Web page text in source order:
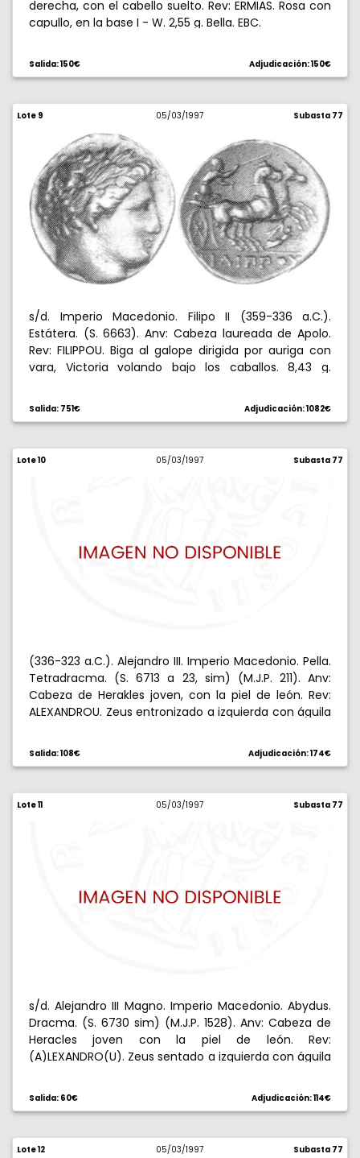
derecha, con el cabello suelto. Rev: ERMIAS. Rosa con
capullo, en la base I - W. 2,55 g. Bella. EBC.
Salida: 150€ Adjudicación: 150€
Lote 9 05/03/1997 Subasta 77
s/d. Imperio Macedonio. Filipo II (359-336 a.C.).
Estátera. (S. 6663). Anv: Cabeza laureada de Apolo.
Rev: FILIPPOU. Biga al galope dirigida por auriga con
vara, Victoria volando bajo los caballos. 8,43 g.
Salida: 751€ Adjudicación: 1082€
Lote 10 05/03/1997 Subasta 77
(336-323 a.C.). Alejandro III. Imperio Macedonio. Pella.
Tetradracma. (S. 6713 a 23, sim) (M.J.P. 211). Anv:
Cabeza de Herakles joven, con la piel de león. Rev:
ALEXANDROU. Zeus entronizado a izquierda con águila
Salida: 108€ Adjudicación: 174€
Lote 11 05/03/1997 Subasta 77
s/d. Alejandro III Magno. Imperio Macedonio. Abydus.
Dracma. (S. 6730 sim) (M.J.P. 1528). Anv: Cabeza de
Heracles joven con la piel de león. Rev:
(A)LEXANDRO(U). Zeus sentado a izquierda con águila
Salida: 60€ Adjudicación: 114€
Lote 12 05/03/1997 Subasta 77